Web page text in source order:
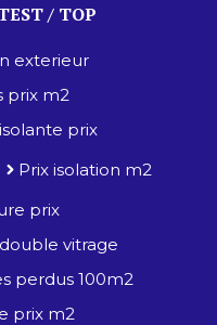
/ TOP
exterieur
prix m2
prix
Prix isolation m2
prix
vitrage
perdus 100m2
prix m2